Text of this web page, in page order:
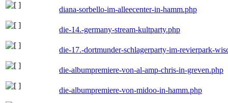
diana-sorbello-im-alleecenter-in-hamm.php
die-14.-germany-stream-kultparty.php
die-17.-dortmunder-schlagerparty-im-revierpark-
die-albumpremiere-von-al-amp-chris-in-greven.php
die-albumpremiere-von-midoo-in-hamm.php